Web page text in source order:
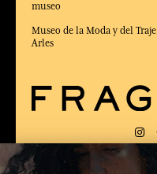
museo
Museo de la Moda y del Traje
Arles